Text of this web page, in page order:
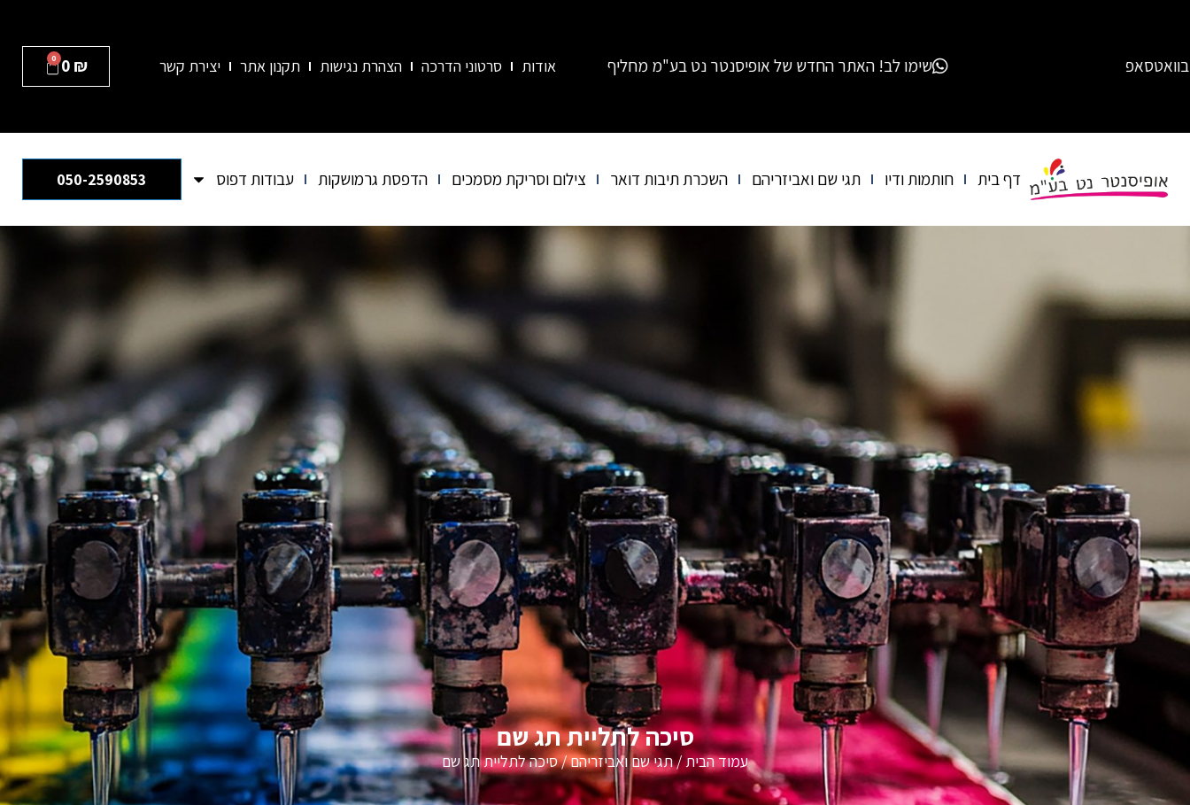
שימו לב! האתר החדש של אופיסנטר נט בע"מ מחליף את האתרים הקודמים שלנו – "אור חותמות" ו-"Mail Box". כל השירותים והמידע מרוכזים כעת באתר אחד: office-center.co.il
אודות סרטוני הדרכה הצהרת נגישות תקנון אתר יצירת קשר 0₪
0
דף בית חותמות ודיו תגי שם ואביזריהם השכרת תיבות דואר צילום וסריקת מסמכים הדפסת גרמושקות עבודות דפוס 050-2590853
סיכה לתליית תג שם
עמוד הבית/תגי שם ואביזריהם/ סיכה לתליית תג שם